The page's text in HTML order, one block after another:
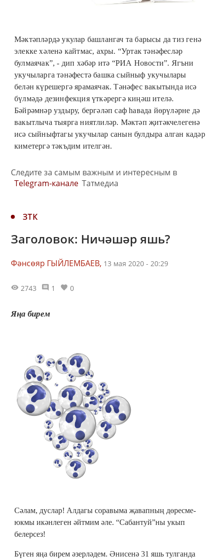
Мәктәпләрдә укулар башлангач та барысы да тиз генә
элекке хәленә кайтмас, ахры. “Уртак тәнәфесләр
булмаячак”, - дип хәбәр итә “РИА Новости”. Ягъни
укучыларга тәнәфестә башка сыйныф укучылары
белән күрешергә ярамаячак. Тәнәфес вакытында исә
бүлмәдә дезинфекция үткәрергә киңәш ителә.
Бәйрәмнәр уздыру, бергәләп саф һавада йөрүләрне дә
вакытлыча тыярга ниятлиләр. Мәктәп җитәкчелегенә
исә сыйныфтагы укучылар санын булдыра алган кадәр
киметергә тәкъдим ителгән.
Следите за самым важным и интересным в
Telegram-канале Татмедиа
ЗТК
Заголовок: Ничәшәр яшь?
Фәнсөяр ГЫЙЛЕМБАЕВ, 13 мая 2020 - 20:29
2743 1 0
Яңа бирем
Сәлам, дуслар! Алдагы соравыма җавапның дөресме-
юкмы икәнлеген әйтмим әле. “Сабантуй”ны укып
белерсез!
Бүген яңа бирем әзерләдем. Әнисенә 31 яшь тулганда